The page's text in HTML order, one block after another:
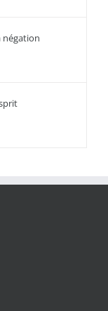
négation